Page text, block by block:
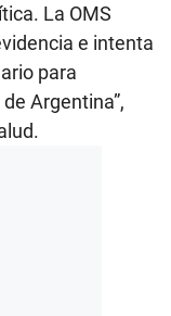
La OMS
e intenta
para
Argentina”,